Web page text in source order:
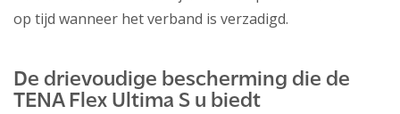
op tijd wanneer het verband is verzadigd.
De drievoudige bescherming die de
TENA Flex Ultima S u biedt